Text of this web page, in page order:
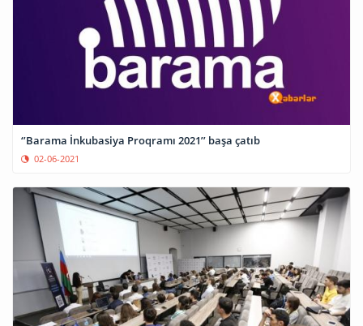
‘’Barama İnkubasiya Proqramı 2021’’ başa çatıb
02-06-2021